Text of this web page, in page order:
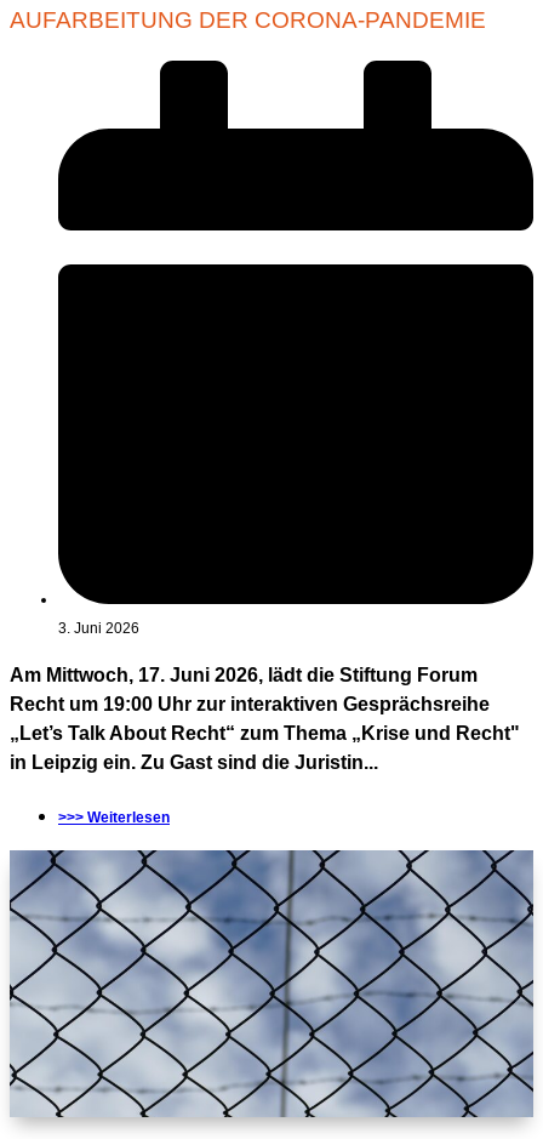
AUFARBEITUNG DER CORONA-PANDEMIE
3. Juni 2026
Am Mittwoch, 17. Juni 2026, lädt die Stiftung Forum
Recht um 19:00 Uhr zur interaktiven Gesprächsreihe
„Let’s Talk About Recht“ zum Thema „Krise und Recht"
in Leipzig ein. Zu Gast sind die Juristin...
>>> Weiterlesen